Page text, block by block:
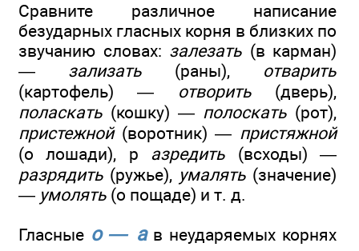
Сравните различное написание
безударных гласных корня в близких по
звучанию словах: залезать (в карман)
— зализать (раны), отварить
(картофель) — отворить(дверь),
поласкать (кошку) — полоскать (рот),
пристежной(воротник) — пристяжной
(о лошади), р азредить (всходы) —
разрядить (ружье), умалять (значение)
— умолять (о пощаде) и т. д.
Гласные о — ав неударяемых корнях